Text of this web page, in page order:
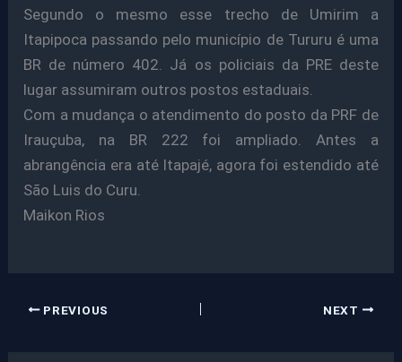
Segundo o mesmo esse trecho de Umirim a
Itapipoca passando pelo município de Tururu é uma
BR de número 402. Já os policiais da PRE deste
lugar assumiram outros postos estaduais.
Com a mudança o atendimento do posto da PRF de
Irauçuba, na BR 222 foi ampliado. Antes a
abrangência era até Itapajé, agora foi estendido até
São Luis do Curu.
Maikon Rios
PREVIOUS NEXT